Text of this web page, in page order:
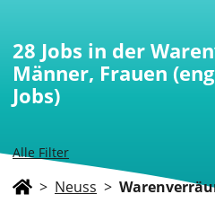
Alle Filter
28 Jobs in der
Männer, Frauen
Jobs)
> Neuss >